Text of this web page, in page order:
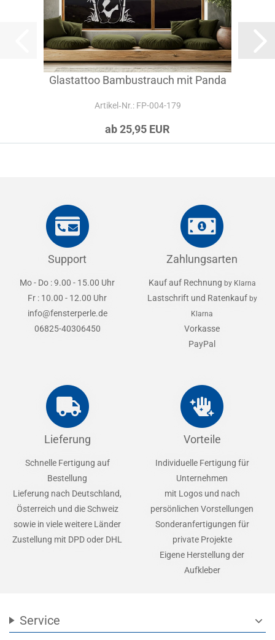
Glastattoo Bambustrauch mit Panda
Artikel‑Nr.: FP-004-179
ab 25,95 EUR
Support
Mo - Do : 9.00 - 15.00 Uhr
Fr : 10.00 - 12.00 Uhr
info@fensterperle.de
06825-40306450
Zahlungsarten
Kauf auf Rechnung by Klarna
Lastschrift und Ratenkauf by
Klarna
Vorkasse
PayPal
Lieferung
Schnelle Fertigung auf
Bestellung
Lieferung nach Deutschland,
Österreich und die Schweiz
sowie in viele weitere Länder
Zustellung mit DPD oder DHL
Vorteile
Individuelle Fertigung für
Unternehmen
mit Logos und nach
persönlichen Vorstellungen
Sonderanfertigungen für
private Projekte
Eigene Herstellung der
Aufkleber
Service expand_more